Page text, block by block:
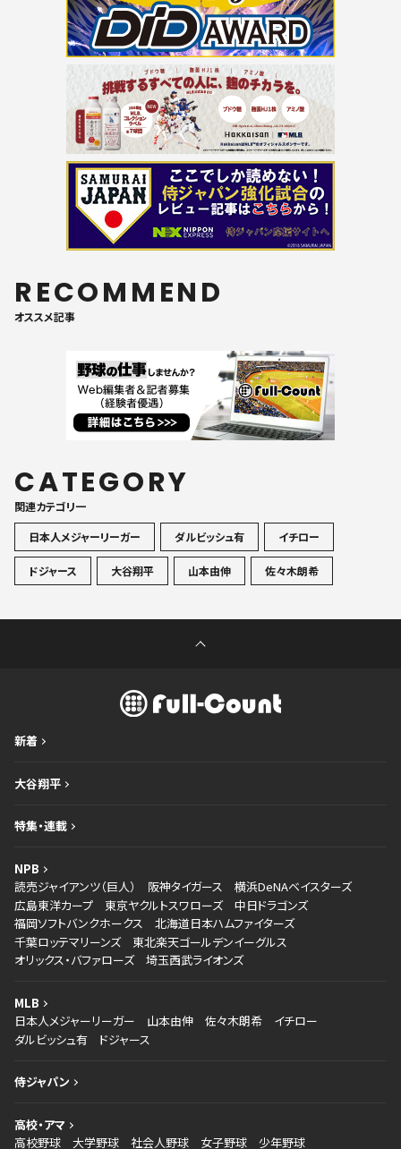
RECOMMEND
オススメ記事
CATEGORY
関連カテゴリ一
日本人メジャーリーガー
ダルビッシュ有 イチロー
ドジャース 大谷翔平 山本由伸 佐々木朗希
新着
大谷翔平
特集・連載
NPB
読売ジャイアンツ（巨人）
阪神タイガース
横浜DeNAベイスターズ
広島東洋カープ
東京ヤクルトスワローズ
中日ドラゴンズ
福岡ソフトバンクホークス
北海道日本ハムファイターズ
千葉ロッテマリーンズ
東北楽天ゴールデンイーグルス
オリックス・バファローズ
埼玉西武ライオンズ
MLB
日本人メジャーリーガー
山本由伸 佐々木朗希
イチロー
ダルビッシュ有
ドジャース
侍ジャパン
高校・アマ
高校野球
大学野球 社会人野球 女子野球 少年野球